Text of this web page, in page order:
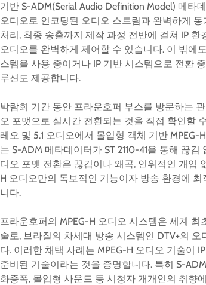
기반 S-ADM(Serial Audio Definition Model) 메타
오디오로 인코딩된 오디오 스트림과 완벽하게
처리, 최종 송출까지 제작 과정 전반에 걸쳐 IP
오디오를 완벽하게 제어할 수 있습니다. 이 밖에
스템을 사용 중이거나 IP 기반 시스템으로 전환
루션도 제공합니다.
박람회 기간 동안 프라운호퍼 부스를 방문하는
오 포맷으로 실시간 전환되는 것을 직접 확인할
레오 및 5.1 오디오에서 몰입형 객체 기반
는 S-ADM 메타데이터가 ST 2110-41을 통해 끊
디오 포맷 전환은 끊김이나 왜곡, 인위적인 개입
H 오디오만의 독보적인 기능이자 방송 환경에
니다.
프라운호퍼의 MPEG-H 오디오 시스템은 세계
술로, 브라질의 차세대 방송 시스템인 DTV+의
다. 이러한 채택 사례는 MPEG-H 오디오 기술이
준비된 기술이라는 것을 증명합니다. 특히 S-
화증폭, 몰입형 사운드 등 시청자 개개인의 취향